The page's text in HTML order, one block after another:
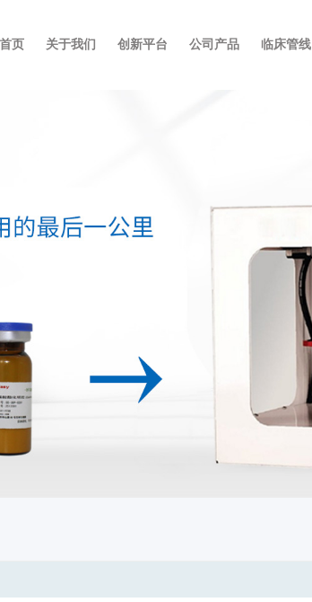
页 关于我们 创新平台 公司产品 临床管线